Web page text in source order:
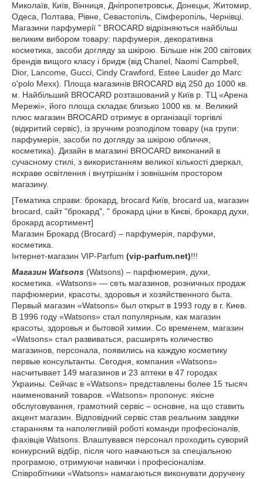
Миколаїв, Київ, Вінниця, Дніпропетровськ, Донецьк, Житомир,
Одеса, Полтава, Рівне, Севастопіль, Сімферопіль, Чернівці.
Магазини парфумерії " BROCARD відрізняються найбільш
великим вибором товару: парфумерія, декоративна
косметика, засоби догляду за шкірою. Більше ніж 200 світових
брендів вищого класу і бридж (від Chanel, Naomi Campbell,
Dior, Lancome, Gucci, Cindy Crawford, Estee Lauder до Marc
o'polo Mexx). Площа магазинів BROCARD від 250 до 1000 кв.
м. Найбільший BROCARD розташований у Київ р. ТЦ «Арена
Мережі», його площа складає близько 1000 кв. м. Великий
плюс магазин BROCARD отримує в організації торгівлі
(відкритий сервіс), із зручним розподілом товару (на групи:
парфумерія, засоби по догляду за шкірою обличчя,
косметика). Дизайн в магазині BROCARD виконаний в
сучасному стилі, з використанням великої кількості дзеркал,
яскраве освітлення і внутрішнім і зовнішнім простором
магазину.
[Тематика справи: брокард, brocard Київ, brocard ua, магазин
brocard, сайт "брокард", " брокард ціни в Києві, брокард духи,
брокард асортимент]
Магазин Брокард (Brocard) – парфумерія, парфуми,
косметика.
Інтернет-магазин VIP-Parfum (vip-parfum.net)!!!
Магазин Watsons (Watsons) – парфюмерия, духи,
косметика. «Watsons» — сеть магазинов, розничных продаж
парфюмерии, красоты, здоровья и хозяйственного быта.
Первый магазин «Watsons» был открыт в 1993 году в г. Киев.
В 1996 году «Watsons» стал популярным, как магазин
красоты, здоровья и бытовой химии. Со временем, магазин
«Watsons» стал развиваться, расширять количество
магазинов, персонала, появились на каждую косметику
первые консультанты. Сегодня, компания «Watsons»
насчитывает 149 магазинов и 23 аптеки в 47 городах
Украины. Сейчас в «Watsons» представлены более 15 тысяч
наименований товаров. «Watsons» пропонує: якісне
обслуговування, грамотний сервіс – основне, на що ставить
акцент магазин. Відповідний сервіс став реальним завдяки
старанням та наполегливій роботі команди професіоналів,
фахівців Watsons. Влаштувався персонал проходить суворий
конкурсний відбір, після чого навчаються за спеціальною
програмою, отримуючи навички і професіоналізм.
Співробітники «Watsons» намагаються виконувати доручену